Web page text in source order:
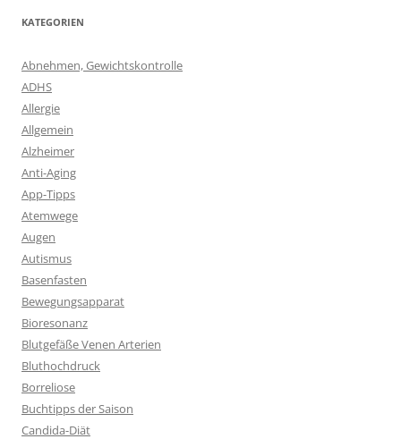
KATEGORIEN
Abnehmen, Gewichtskontrolle
ADHS
Allergie
Allgemein
Alzheimer
Anti-Aging
App-Tipps
Atemwege
Augen
Autismus
Basenfasten
Bewegungsapparat
Bioresonanz
Blutgefäße Venen Arterien
Bluthochdruck
Borreliose
Buchtipps der Saison
Candida-Diät